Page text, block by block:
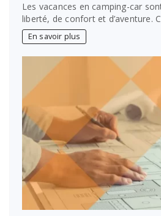
Les vacances en camping-car
liberté, de confort et d’aventure.
En savoir plus